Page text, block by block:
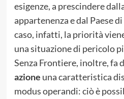
esigenze, a prescindere
appartenenza e dal Paese
caso, infatti, la priorità
una situazione di pericolo
Senza Frontiere, inoltre, fa
azione una caratteristica
modus operandi: ciò è